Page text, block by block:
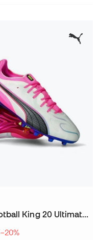
Chaussure de football King 20 Ultimate FG/AG
−20%